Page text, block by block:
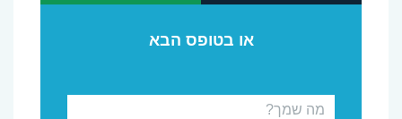
או בטופס הבא